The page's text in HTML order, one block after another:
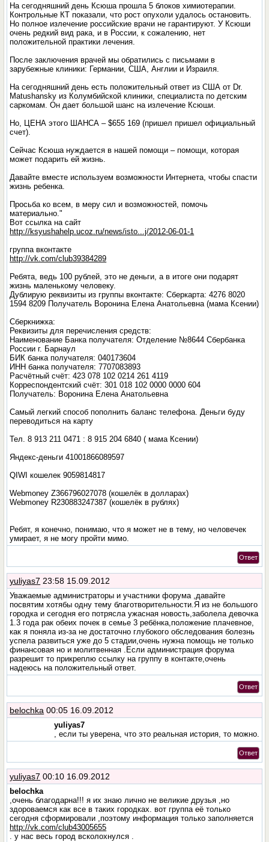
На сегодняшний день Ксюша прошла 5 блоков химиотерапии.
Контрольные КТ показали, что рост опухоли удалось остановить.
Но полное излечение российские врачи не гарантируют. У Ксюши
очень редкий вид рака, и в России, к сожалению, нет
положительной практики лечения.
После заключения врачей мы обратились с письмами в
зарубежные клиники: Германии, США, Англии и Израиля.
На сегодняшний день есть положительный ответ из США от Dr.
Matushansky из Колумбийской клиники, специалиста по детским
саркомам. Он дает большой шанс на излечение Ксюши.
Но, ЦЕНА этого ШАНСА – $655 169 (пришел пришел официальный
счет).
Сейчас Ксюша нуждается в нашей помощи – помощи, которая
может подарить ей жизнь.
Давайте вместе используем возможности Интернета, чтобы спасти
жизнь ребенка.
Просьба ко всем, в меру сил и возможностей, помочь
материально."
Вот ссылка на сайт
http://ksyushahelp.ucoz.ru/news/isto...j/2012-06-01-1
группа вконтакте
http://vk.com/club39384289
Ребята, ведь 100 рублей, это не деньги, а в итоге они подарят
жизнь маленькому человеку.
Дублирую реквизиты из группы вконтакте: Сберкарта: 4276 8020
1594 8209 Получатель Воронина Елена Анатольевна (мама Ксении)
Сберкнижка:
Реквизиты для перечисления средств:
Наименование Банка получателя: Отделение №8644 Сбербанка
России г. Барнаул
БИК банка получателя: 040173604
ИНН банка получателя: 7707083893
Расчётный счёт: 423 078 102 0214 261 4119
Корреспондентский счёт: 301 018 102 0000 0000 604
Получатель: Воронина Елена Анатольевна
Самый легкий способ пополнить баланс телефона. Деньги буду
переводиться на карту
Тел. 8 913 211 0471 : 8 915 204 6840 ( мама Ксении)
Яндекс-деньги 41001866089597
QIWI кошелек 9059814817
Webmoney Z366796027078 (кошелёк в долларах)
Webmoney R230883247387 (кошелёк в рублях)
Ребят, я конечно, понимаю, что я может не в тему, но человечек
умирает, я не могу пройти мимо.
Ответ
yuliyas7 23:58 15.09.2012
Уважаемые администраторы и участники форума ,давайте
посвятим хотябы одну тему благотворительности.Я из не большого
городка и сегодня его потрясла ужасная новость,заболела девочка
1.3 года рак обеих почек в семье 3 ребёнка,положение плачевное,
как я поняла из-за не достаточно глубокого обследования болезнь
успела развиться уже до 5 стадии,очень нужна помощь не только
финансовая но и молитвенная .Если администрация форума
разрешит то прикреплю ссылку на группу в контакте,очень
надеюсь на положительный ответ.
Ответ
belochka 00:05 16.09.2012
yuliyas7
, если ты уверена, что это реальная история, то можно.
Ответ
yuliyas7 00:10 16.09.2012
belochka
,очень благодарна!!! я их знаю лично не великие друзья ,но
здороваемся как все в таких городках. вот группа её только
сегодня сформировали ,поэтому информация только заполняется
http://vk.com/club43005655
. у нас весь город всколохнулся .